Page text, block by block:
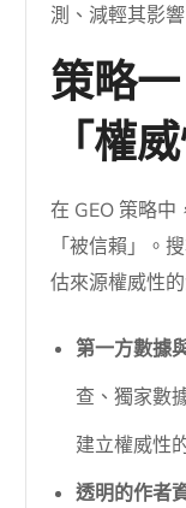
測、減輕其影
策略
「權
在 GEO 策略
「被信賴」。
估來源權威性
第一方數據
查、獨家數
建立權威性
透明的作者